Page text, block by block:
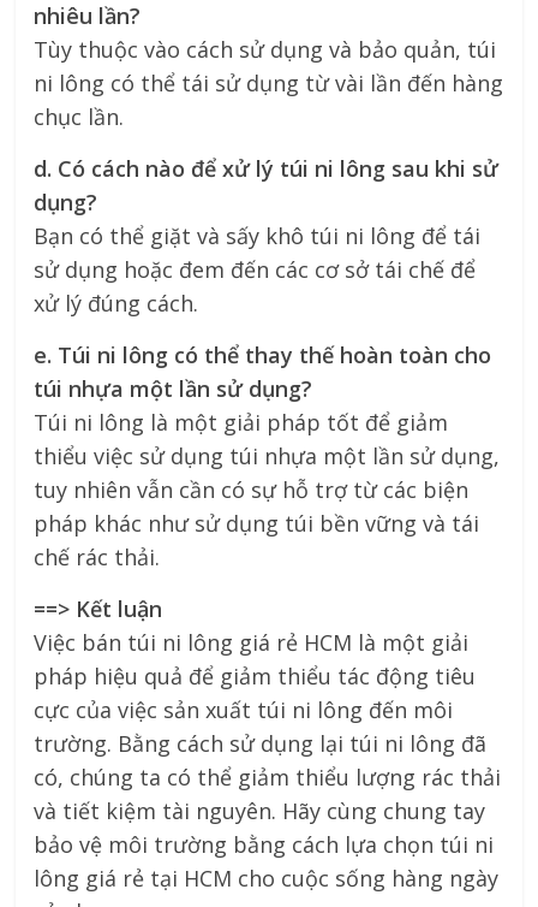
nhiêu lần?
Tùy thuộc vào cách sử dụng và bảo quản, túi
ni lông có thể tái sử dụng từ vài lần đến hàng
chục lần.
d. Có cách nào để xử lý túi ni lông sau khi sử
dụng?
Bạn có thể giặt và sấy khô túi ni lông để tái
sử dụng hoặc đem đến các cơ sở tái chế để
xử lý đúng cách.
e. Túi ni lông có thể thay thế hoàn toàn cho
túi nhựa một lần sử dụng?
Túi ni lông là một giải pháp tốt để giảm
thiểu việc sử dụng túi nhựa một lần sử dụng,
tuy nhiên vẫn cần có sự hỗ trợ từ các biện
pháp khác như sử dụng túi bền vững và tái
chế rác thải.
==> Kết luận
Việc bán túi ni lông giá rẻ HCM là một giải
pháp hiệu quả để giảm thiểu tác động tiêu
cực của việc sản xuất túi ni lông đến môi
trường. Bằng cách sử dụng lại túi ni lông đã
có, chúng ta có thể giảm thiểu lượng rác thải
và tiết kiệm tài nguyên. Hãy cùng chung tay
bảo vệ môi trường bằng cách lựa chọn túi ni
lông giá rẻ tại HCM cho cuộc sống hàng ngày